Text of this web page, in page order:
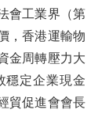
會工業界（第
，香港運輸物
金周轉壓力大
穩定企業現金
貿促進會會長